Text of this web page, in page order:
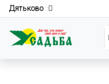
Дятьково